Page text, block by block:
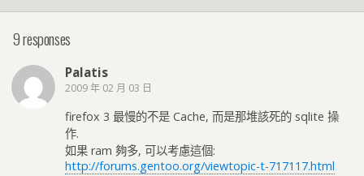
9 responses
Palatis
2009 年 02 月 03 日
firefox 3 最慢的不是 Cache, 而是那堆該死的 sqlite 操
作.
如果 ram 夠多, 可以考慮這個:
http://forums.gentoo.org/viewtopic-t-717117.html